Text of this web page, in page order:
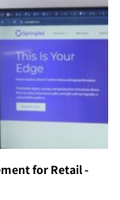
for Retail -